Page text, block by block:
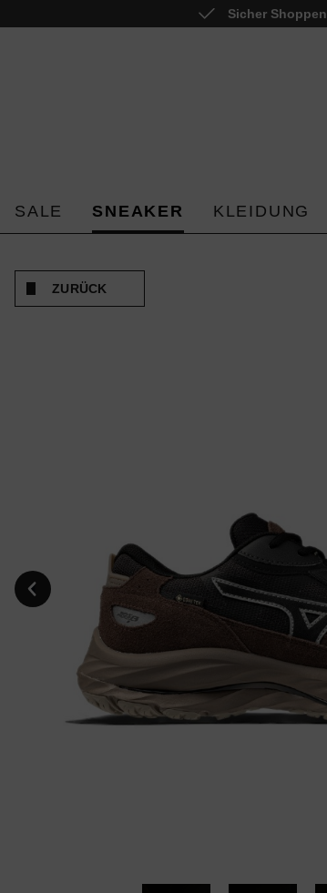
Zur Hauptnavigation springen
Sicher Shoppen
SALE SNEAKER KLEIDUNG
ZURÜCK